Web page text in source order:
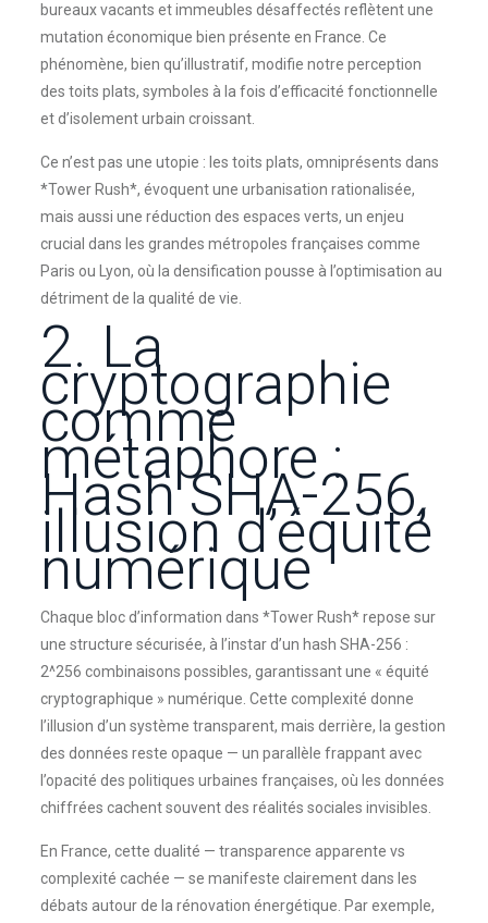
bureaux vacants et immeubles désaffectés reflètent une
mutation économique bien présente en France. Ce
phénomène, bien qu’illustratif, modifie notre perception
des toits plats, symboles à la fois d’efficacité fonctionnelle
et d’isolement urbain croissant.
Ce n’est pas une utopie : les toits plats, omniprésents dans
*Tower Rush*, évoquent une urbanisation rationalisée,
mais aussi une réduction des espaces verts, un enjeu
crucial dans les grandes métropoles françaises comme
Paris ou Lyon, où la densification pousse à l’optimisation au
détriment de la qualité de vie.
2. La
cryptographie
comme
métaphore :
Hash SHA-256,
illusion d’équité
numérique
Chaque bloc d’information dans *Tower Rush* repose sur
une structure sécurisée, à l’instar d’un hash SHA-256 :
2^256 combinaisons possibles, garantissant une « équité
cryptographique » numérique. Cette complexité donne
l’illusion d’un système transparent, mais derrière, la gestion
des données reste opaque — un parallèle frappant avec
l’opacité des politiques urbaines françaises, où les données
chiffrées cachent souvent des réalités sociales invisibles.
En France, cette dualité — transparence apparente vs
complexité cachée — se manifeste clairement dans les
débats autour de la rénovation énergétique. Par exemple,